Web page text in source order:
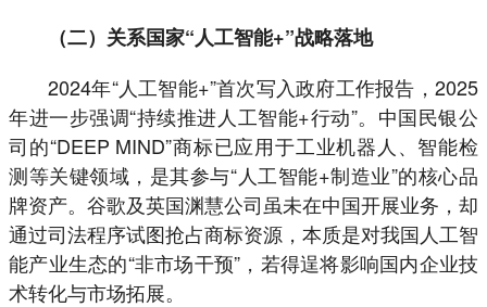
（二）关系国家“人工智能+”战略落地
2024年“人工智能+”首次写入政府工作报告，2025
年进一步强调“持续推进人工智能+行动”。中国民银公
司的“DEEP MIND”商标已应用于工业机器人、智能检
测等关键领域，是其参与“人工智能+制造业”的核心品
牌资产。谷歌及英国渊慧公司虽未在中国开展业务，却
通过司法程序试图抢占商标资源，本质是对我国人工智
能产业生态的“非市场干预”，若得逞将影响国内企业技
术转化与市场拓展。